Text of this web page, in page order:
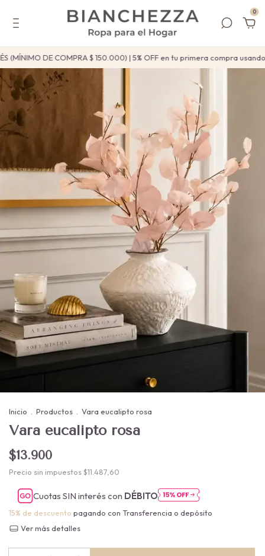
0
(MÍNIMO DE COMPRA $ 150.000) | 5% OFF en tu primera compra usando
Inicio Productos Vara eucalipto rosa
Vara eucalipto rosa
$13.900
Precio sin impuestos$11.487,60
Cuotas SIN interés con DÉBITO
15% de descuento pagando con Transferencia o depósito
Ver más detalles